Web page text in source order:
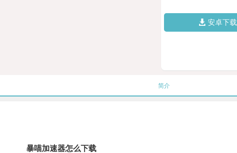
安卓下载
简介
暴喵加速器怎么下载